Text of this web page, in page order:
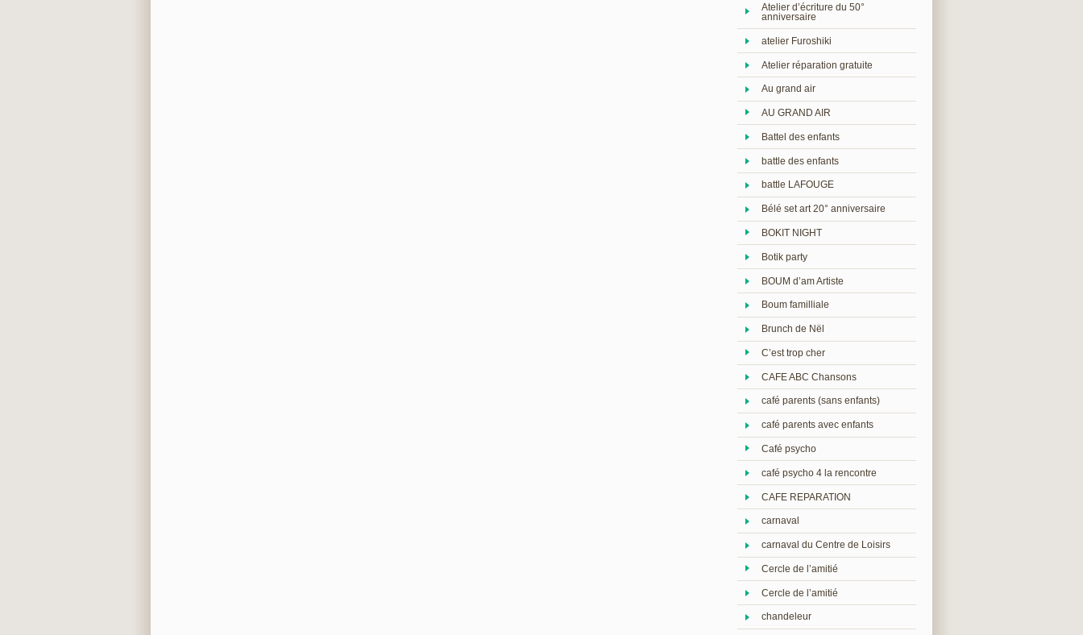
Atelier d’écriture du 50°
anniversaire
atelier Furoshiki
Atelier réparation gratuite
Au grand air
AU GRAND AIR
Battel des enfants
battle des enfants
battle LAFOUGE
Bélé set art 20° anniversaire
BOKIT NIGHT
Botik party
BOUM d’am Artiste
Boum familliale
Brunch de Nël
C’est trop cher
CAFE ABC Chansons
café parents (sans enfants)
café parents avec enfants
Café psycho
café psycho 4 la rencontre
CAFE REPARATION
carnaval
carnaval du Centre de Loisirs
Cercle de l’amitié
Cercle de l’amitié
chandeleur